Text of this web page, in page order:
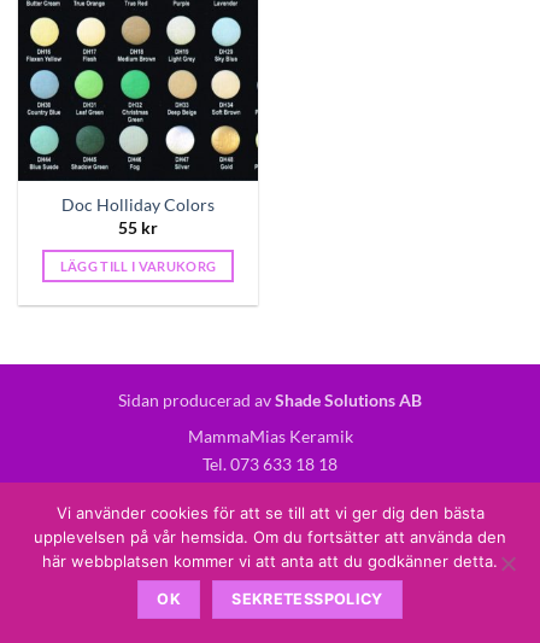
Doc Holliday Colors
55 kr
LÄGG TILL I VARUKORG
Sidan producerad avShade Solutions AB
MammaMias Keramik
Tel. 073 633 18 18
Vi använder cookies för att se till att vi ger dig den bästa
upplevelsen på vår hemsida. Om du fortsätter att använda den
här webbplatsen kommer vi att anta att du godkänner detta.
OK SEKRETESSPOLICY